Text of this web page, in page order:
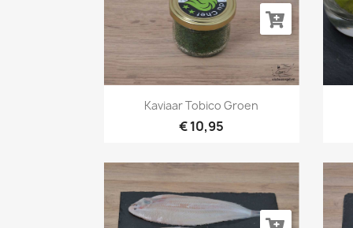
Snel bekijken
Kaviaar Tobico Groen
€ 10,95